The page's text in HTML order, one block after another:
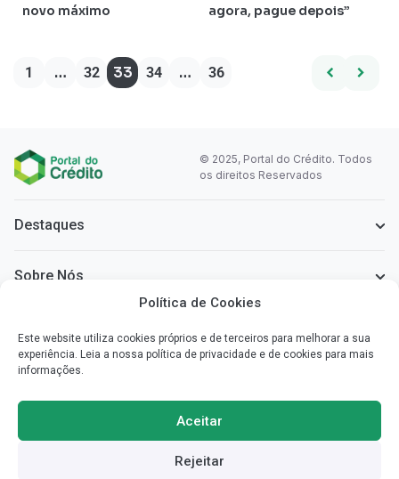
Política de Cookies
Este website utiliza cookies próprios e de terceiros para melhorar a sua
experiência. Leia a nossa política de privacidade e de cookies para mais
informações.
Aceitar
Rejeitar
novo máximo
agora, pague depois”
1 … 32 33 34 … 36
© 2025, Portal do Crédito. Todos
os direitos Reservados
Destaques
Sobre Nós
Simplificamos a informação que necessita para poder escolher o